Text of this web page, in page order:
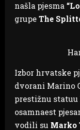
našla pjesma
grupe The
Izbor hrvatske
dvorani Marino
prestižnu statuu
osamnaest
vodili su Marko